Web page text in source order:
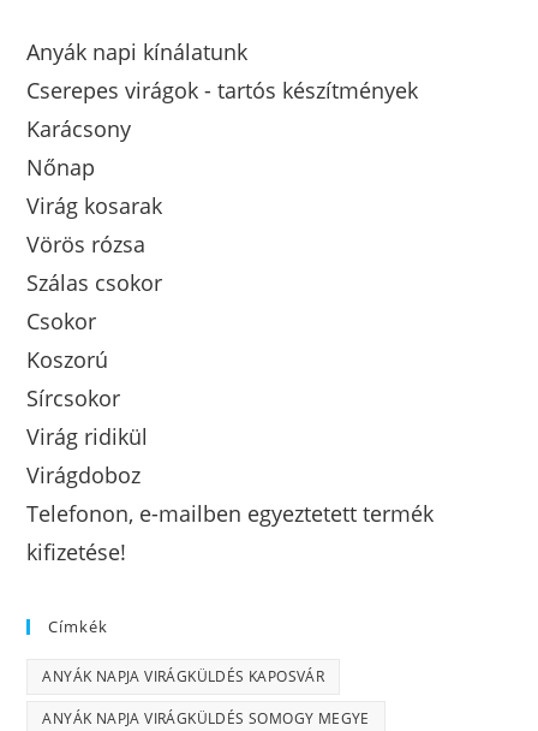
Anyák napi kínálatunk
Cserepes virágok - tartós készítmények
Karácsony
Nőnap
Virág kosarak
Vörös rózsa
Szálas csokor
Csokor
Koszorú
Sírcsokor
Virág ridikül
Virágdoboz
Telefonon, e-mailben egyeztetett termék
kifizetése!
Címkék
ANYÁK NAPJA VIRÁGKÜLDÉS KAPOSVÁR
ANYÁK NAPJA VIRÁGKÜLDÉS SOMOGY MEGYE